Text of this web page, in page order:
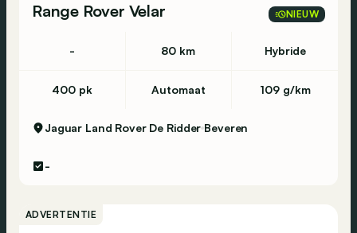
Range Rover Velar
NIEUW
- 80 km Hybride
400 pk Automaat 109 g/km
Jaguar Land Rover De Ridder Beveren
-
ADVERTENTIE